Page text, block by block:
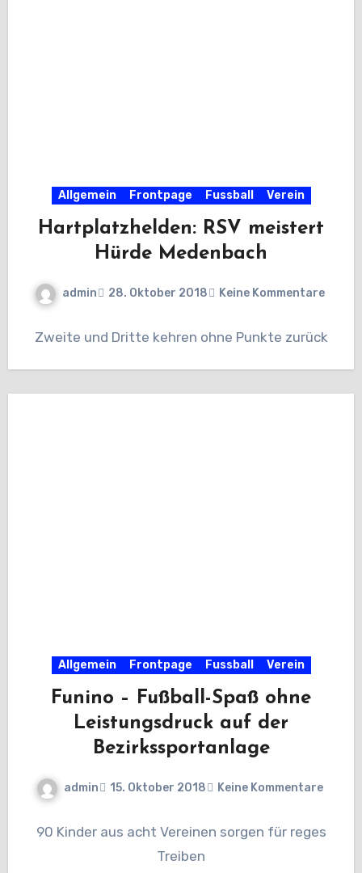
Allgemein Frontpage Fussball Verein
Hartplatzhelden: RSV meistert
Hürde Medenbach
admin 28. Oktober 2018 Keine Kommentare
Zweite und Dritte kehren ohne Punkte zurück
Allgemein Frontpage Fussball Verein
Funino – Fußball-Spaß ohne
Leistungsdruck auf der
Bezirkssportanlage
admin 15. Oktober 2018 Keine Kommentare
90 Kinder aus acht Vereinen sorgen für reges
Treiben